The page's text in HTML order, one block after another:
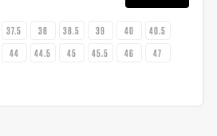
37.5 38 38.5 39 40
40.5
44 44.5 45 45.5 46
47